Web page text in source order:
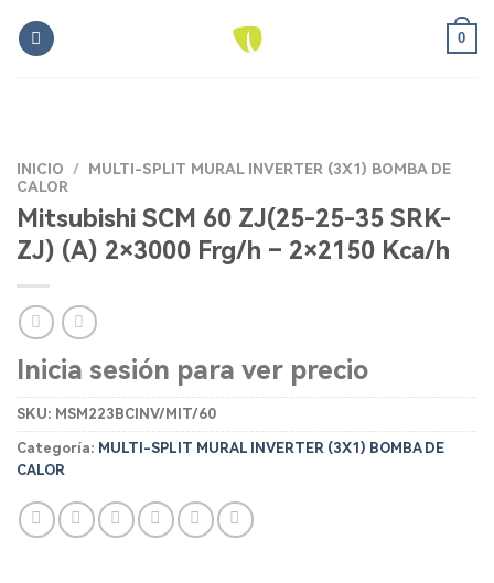
0
INICIO / MULTI-SPLIT MURAL INVERTER (3X1) BOMBA DE
CALOR
Mitsubishi SCM 60 ZJ(25-25-35 SRK-
ZJ) (A) 2×3000 Frg/h – 2×2150 Kca/h
Inicia sesión para ver precio
SKU: MSM223BCINV/MIT/60
Categoría: MULTI-SPLIT MURAL INVERTER (3X1) BOMBA DE
CALOR